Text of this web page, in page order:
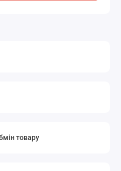
товару